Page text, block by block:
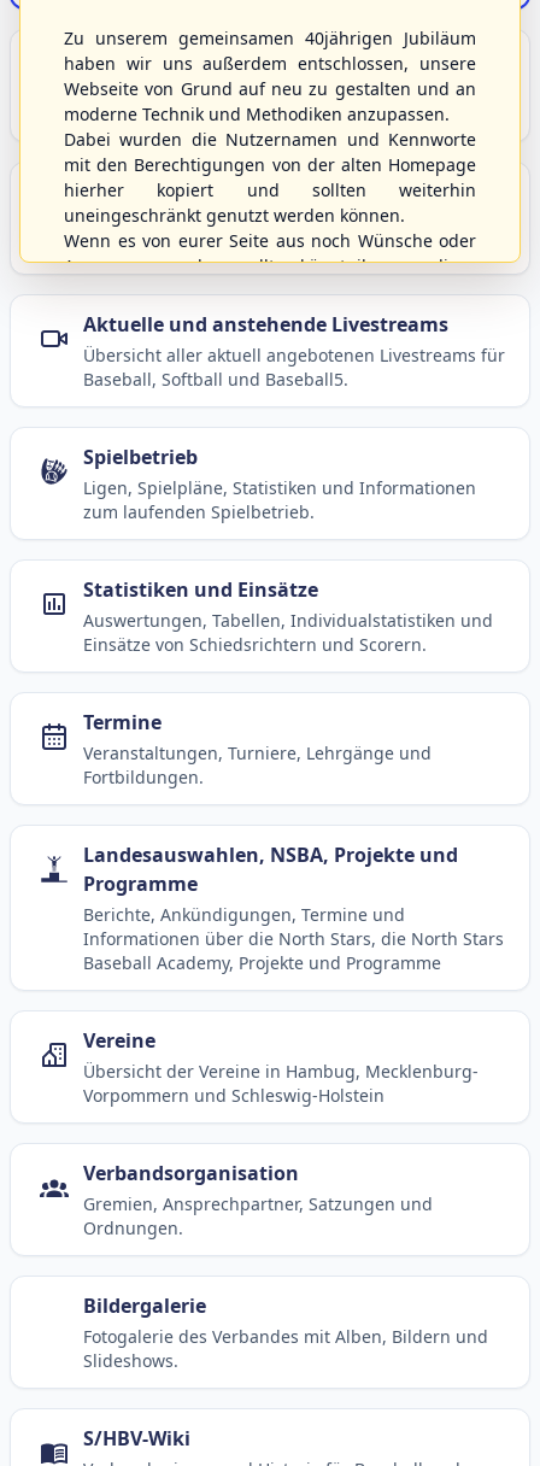
Unser Sport
Grundlagen und Hintergründe zu Baseball, Softball
und Baseball5.
Berichte und Neuigkeiten
Aktuelle Meldungen, Berichte und Nachrichten aus
dem S/HBV, Deutschland und der Welt.
Aktuelle und anstehende Livestreams
Übersicht aller aktuell angebotenen Livestreams für
Baseball, Softball und Baseball5.
Spielbetrieb
Ligen, Spielpläne, Statistiken und Informationen
zum laufenden Spielbetrieb.
Statistiken und Einsätze
Auswertungen, Tabellen, Individualstatistiken und
Einsätze von Schiedsrichtern und Scorern.
Termine
Veranstaltungen, Turniere, Lehrgänge und
Fortbildungen.
Landesauswahlen, NSBA, Projekte und
Programme
Berichte, Ankündigungen, Termine und
Informationen über die North Stars, die North Stars
Baseball Academy, Projekte und Programme
Vereine
Übersicht der Vereine in Hambug, Mecklenburg-
Vorpommern und Schleswig-Holstein
Verbandsorganisation
Gremien, Ansprechpartner, Satzungen und
Ordnungen.
Bildergalerie
Fotogalerie des Verbandes mit Alben, Bildern und
Slideshows.
S/HBV-Wiki
Zu unserem gemeinsamen 40jährigen Jubiläum
haben wir uns außerdem entschlossen, unsere
Webseite von Grund auf neu zu gestalten und an
moderne Technik und Methodiken anzupassen.
Dabei wurden die Nutzernamen und Kennworte
mit den Berechtigungen von der alten Homepage
hierher kopiert und sollten weiterhin
uneingeschränkt genutzt werden können.
Wenn es von eurer Seite aus noch Wünsche oder
Anregungen geben sollte, könnt ihr uns diese
gerne an die Verbandsadresseinfo@shbvnet.de
schicken.